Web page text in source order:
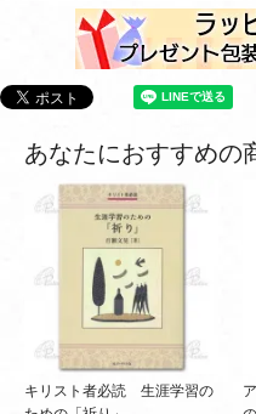
あなたにおすすめの
キリスト者必読 生涯学習の